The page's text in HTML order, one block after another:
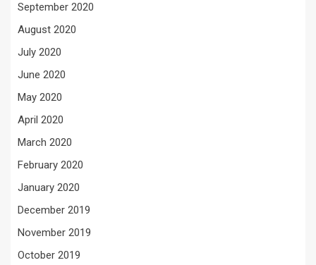
September 2020
August 2020
July 2020
June 2020
May 2020
April 2020
March 2020
February 2020
January 2020
December 2019
November 2019
October 2019